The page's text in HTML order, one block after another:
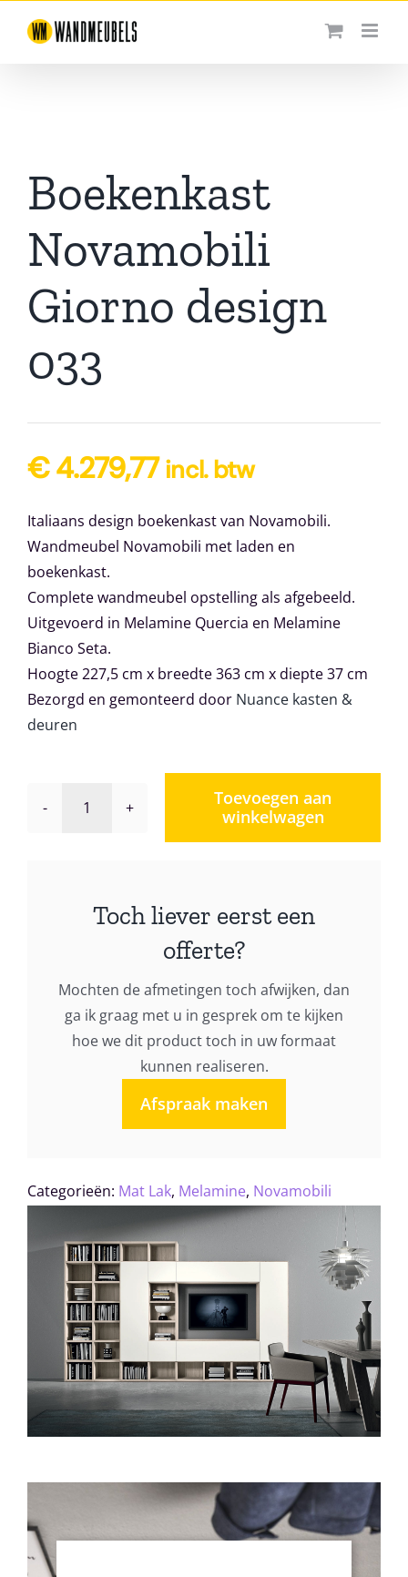
naar
Boekenkast
Novamobili
Giorno design
033
€4.279,77 incl. btw
Italiaans design boekenkast van Novamobili.
Wandmeubel Novamobili met laden en
boekenkast.
Complete wandmeubel opstelling als afgebeeld.
Uitgevoerd in Melamine Quercia en Melamine
Bianco Seta.
Hoogte 227,5 cm x breedte 363 cm x diepte 37 cm
Bezorgd en gemonteerd door Nuance kasten &
deuren
Boekenkast
033
Toevoegen aan
winkelwagen
Toch liever eerst een
offerte?
Mochten de afmetingen toch afwijken, dan
ga ik graag met u in gesprek om te kijken
hoe we dit product toch in uw formaat
kunnen realiseren.
Afspraak maken
Categorieën: Mat Lak, Melamine, Novamobili